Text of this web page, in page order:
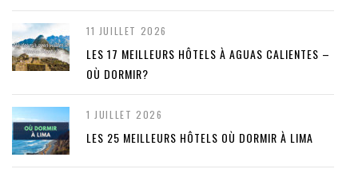
11 JUILLET 2026
LES 17 MEILLEURS HÔTELS À AGUAS CALIENTES –
OÙ DORMIR?
1 JUILLET 2026
LES 25 MEILLEURS HÔTELS OÙ DORMIR À LIMA